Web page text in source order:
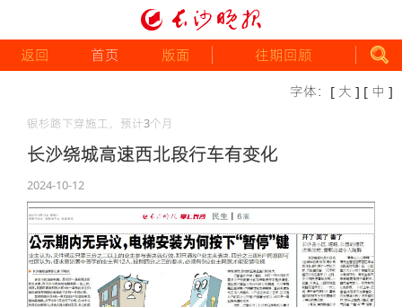
返回 首页 版面 往期回顾
字体： [ 大 ] [ 中 ]
银杉路下穿施工，预计3个月
长沙绕城高速西北段行车有变化
2024-10-12